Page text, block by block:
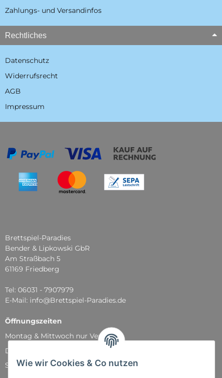
Wie wir Cookies & Co nutzen
Zahlungs- und Versandinfos
Rechtliches
Datenschutz
Widerrufsrecht
AGB
Impressum
Brettspiel-Paradies
Bender & Lipkowski GbR
Am Straßbach 5
61169 Friedberg
Tel: 06031 - 7907979
E-Mail: info@Brettspiel-Paradies.de
Öffnungszeiten
Montag & Mittwoch nur Versand
Dienstag, Donnerstag und Freitag: 11:00 - 18:30 Uhr
Samstag: 11:00 - 14:00 Uhr